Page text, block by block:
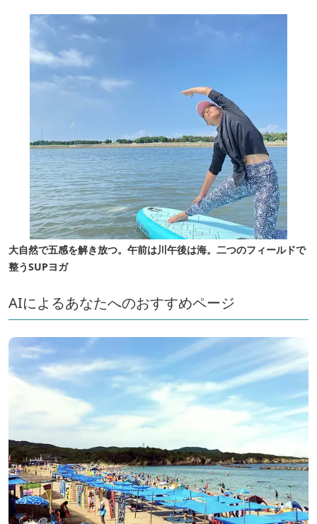
大自然で五感を解き放つ。午前は川午後は海。二つのフィールドで
整うSUPヨガ
AIによるあなたへのおすすめページ